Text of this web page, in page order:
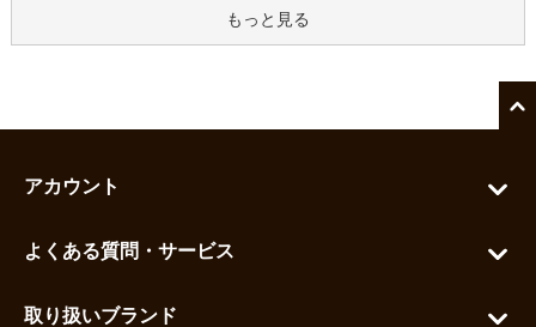
もっと見る
アカウント
お気に入りを見る
よくある質問・サービス
取り扱いブランド